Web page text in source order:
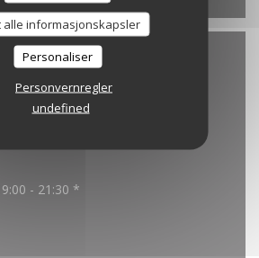
alle informasjonskapsler
Personaliser
Personvernregler
undefined
Åpningstider
- 21:30 *